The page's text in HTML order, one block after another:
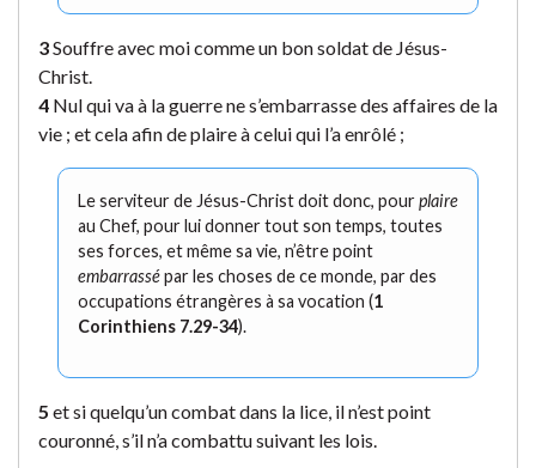
3Souffre avec moi comme un bon soldat de Jésus-
Christ.
4 Nul qui va à la guerre ne s’embarrasse des affaires de la
vie ; et cela afin de plaire à celui qui l’a enrôlé ;
Le serviteur de Jésus-Christ doit donc, pourplaire
au Chef, pour lui donner tout son temps, toutes
ses forces, et même sa vie, n’être point
embarrassépar les choses de ce monde, par des
occupations étrangères à sa vocation (1
Corinthiens 7.29-34).
5 et si quelqu’un combat dans la lice, il n’est point
couronné, s’il n’a combattu suivant les lois.